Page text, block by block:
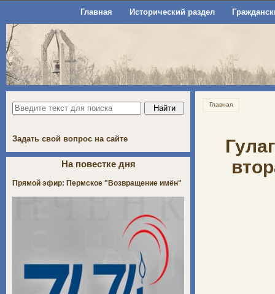
Главная Исторический раздел
Главная
Задать свой вопрос на сайте
На повестке дня
Прямой эфир: Пермское "Возвращение имён"